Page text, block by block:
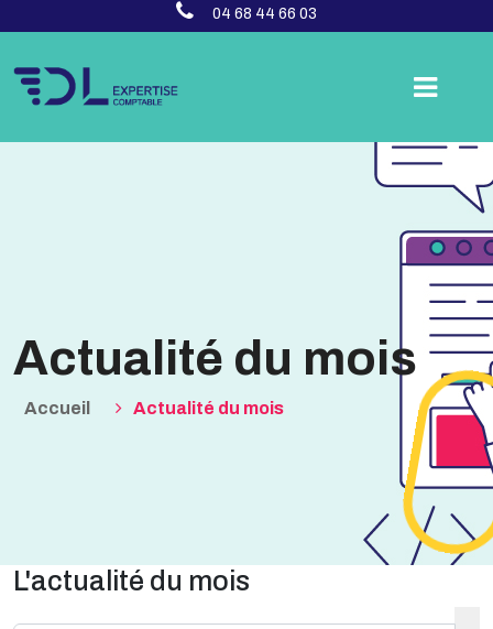
04 68 44 66 03
Actualité du mois
Accueil Actualité du mois
L'actualité du mois